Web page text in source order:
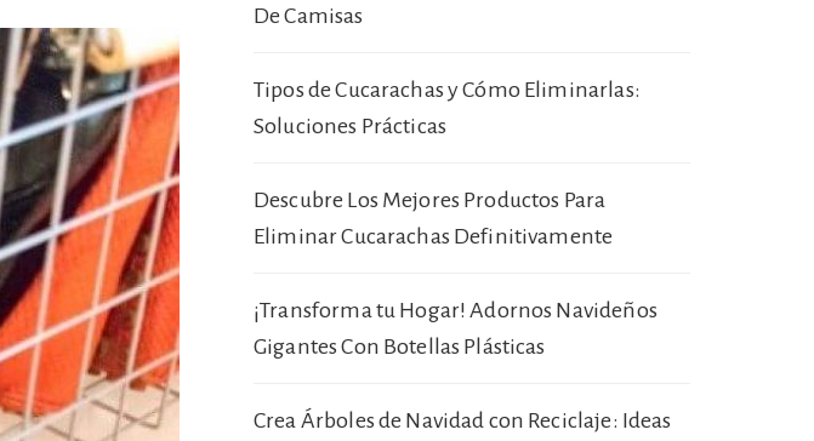
De Camisas
Tipos de Cucarachas y Cómo Eliminarlas:
Soluciones Prácticas
Descubre Los Mejores Productos Para
Eliminar Cucarachas Definitivamente
¡Transforma tu Hogar! Adornos Navideños
Gigantes Con Botellas Plásticas
Crea Árboles de Navidad con Reciclaje: Ideas